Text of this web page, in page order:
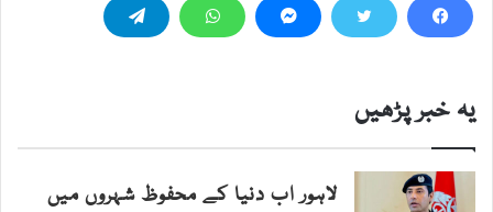
یہ خبر پڑھیں
لاہور اب دنیا کے محفوظ شہروں میں